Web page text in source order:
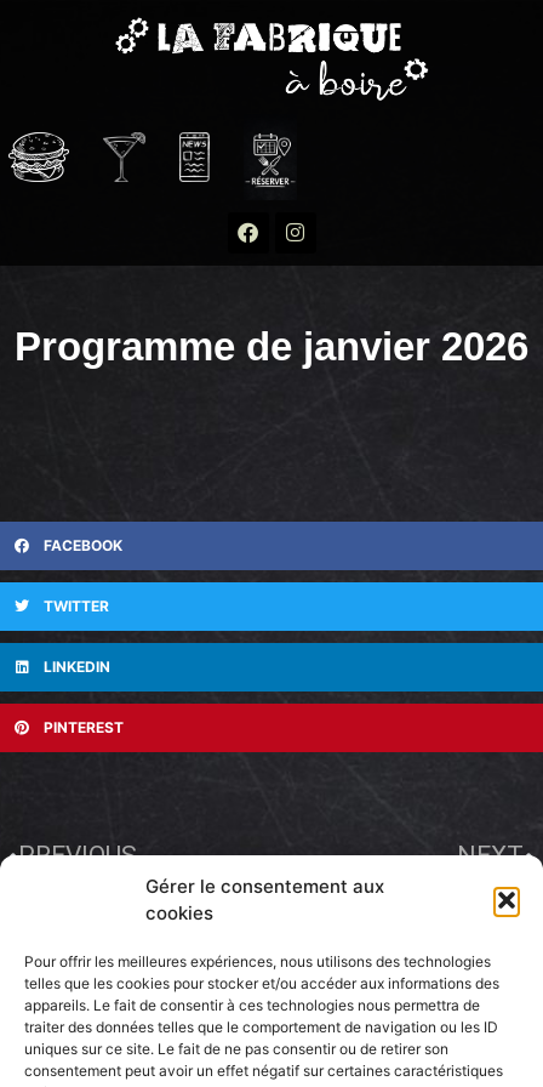
Gérer le consentement aux
cookies
Pour offrir les meilleures expériences, nous utilisons des technologies
telles que les cookies pour stocker et/ou accéder aux informations des
appareils. Le fait de consentir à ces technologies nous permettra de
traiter des données telles que le comportement de navigation ou les ID
uniques sur ce site. Le fait de ne pas consentir ou de retirer son
consentement peut avoir un effet négatif sur certaines caractéristiques
Programme de janvier 2026
FACEBOOK
TWITTER
LINKEDIN
PINTEREST
PREVIOUS
Programme de décembre 2025
NEXT
PROGRAMME FEVRIER 2026
44 place Pierre Semard, Alès,
+33 4 66 43 66 24